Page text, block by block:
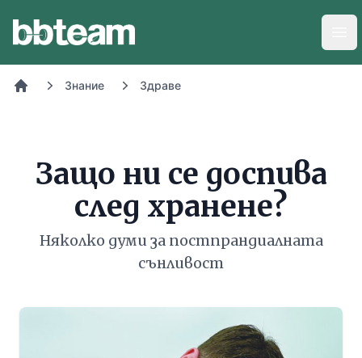
Знание Здраве
Защо ни се доспива
след хранене?
Няколко думи за постпрандиалната
сънливост